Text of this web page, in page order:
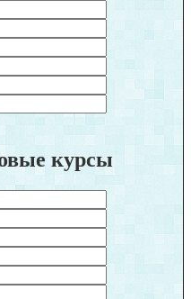
курсы